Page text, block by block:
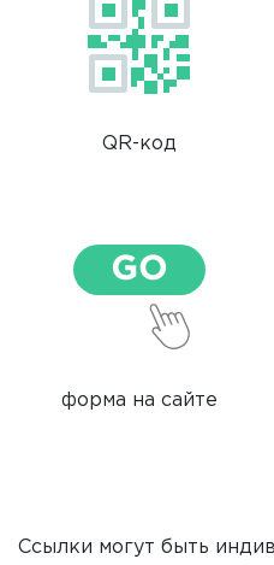
QR-код
форма на сайте
Ссылки могут быть